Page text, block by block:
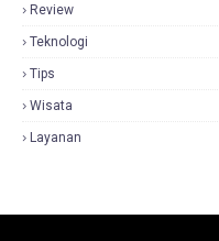
Review
Teknologi
Tips
Wisata
Layanan